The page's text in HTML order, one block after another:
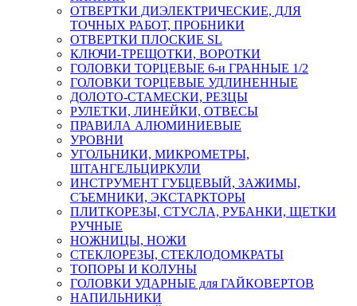
ОТВЕРТКИ ДИЭЛЕКТРИЧЕСКИЕ, ДЛЯ
ТОЧНЫХ РАБОТ, ПРОБНИКИ
ОТВЕРТКИ ПЛОСКИЕ SL
КЛЮЧИ-ТРЕЩОТКИ, ВОРОТКИ
ГОЛОВКИ ТОРЦЕВЫЕ 6-и ГРАННЫЕ 1/2
ГОЛОВКИ ТОРЦЕВЫЕ УДЛИНЕННЫЕ
ДОЛОТО-СТАМЕСКИ, РЕЗЦЫ
РУЛЕТКИ, ЛИНЕЙКИ, ОТВЕСЫ
ПРАВИЛА АЛЮМИНИЕВЫЕ
УРОВНИ
УГОЛЬНИКИ, МИКРОМЕТРЫ,
ШТАНГЕЛЬЦИРКУЛИ
ИНСТРУМЕНТ ГУБЦЕВЫЙ, ЗАЖИМЫ,
СЪЕМНИКИ, ЭКСТАРКТОРЫ
ПЛИТКОРЕЗЫ, СТУСЛА, РУБАНКИ, ЩЕТКИ
РУЧНЫЕ
НОЖНИЦЫ, НОЖИ
СТЕКЛОРЕЗЫ, СТЕКЛОДОМКРАТЫ
ТОПОРЫ И КОЛУНЫ
ГОЛОВКИ УДАРНЫЕ для ГАЙКОВЕРТОВ
НАПИЛЬНИКИ